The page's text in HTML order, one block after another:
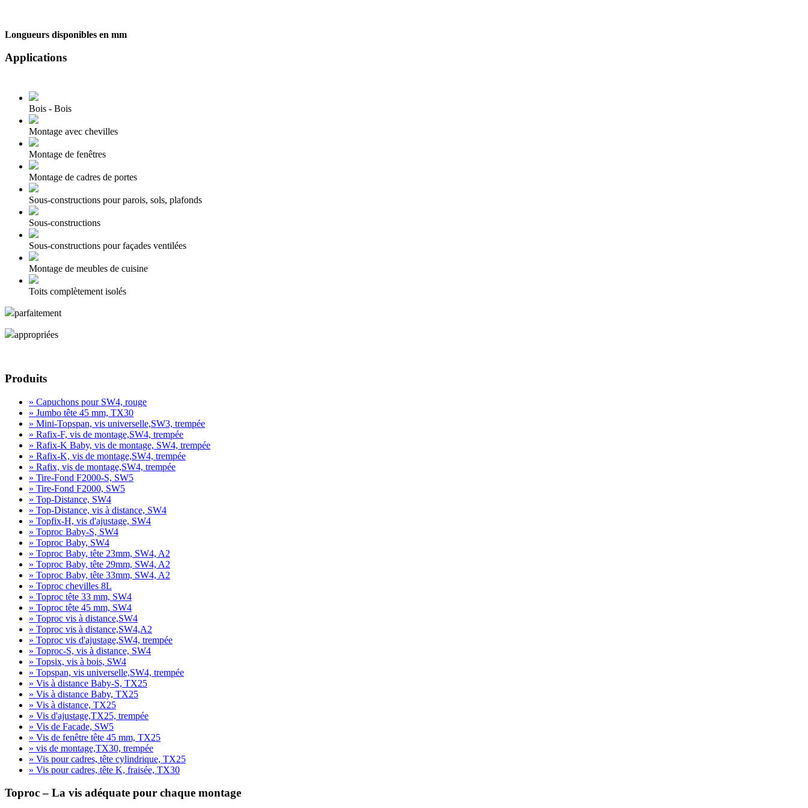
Longueurs disponibles en mm
Applications
Bois - Bois
Montage avec chevilles
Montage de fenêtres
Montage de cadres de portes
Sous-constructions pour parois, sols, plafonds
Sous-constructions
Sous-constructions pour façades ventilées
Montage de meubles de cuisine
Toits complètement isolés
parfaitement
appropriées
Produits
» Capuchons pour SW4, rouge
» Jumbo tête 45 mm, TX30
» Mini-Topspan, vis universelle,SW3, trempée
» Rafix-F, vis de montage,SW4, trempée
» Rafix-K Baby, vis de montage, SW4, trempée
» Rafix-K, vis de montage,SW4, trempée
» Rafix, vis de montage,SW4, trempée
» Tire-Fond F2000-S, SW5
» Tire-Fond F2000, SW5
» Top-Distance, SW4
» Top-Distance, vis à distance, SW4
» Topfix-H, vis d'ajustage, SW4
» Toproc Baby-S, SW4
» Toproc Baby, SW4
» Toproc Baby, tête 23mm, SW4, A2
» Toproc Baby, tête 29mm, SW4, A2
» Toproc Baby, tête 33mm, SW4, A2
» Toproc chevilles 8L
» Toproc tête 33 mm, SW4
» Toproc tête 45 mm, SW4
» Toproc vis à distance,SW4
» Toproc vis à distance,SW4,A2
» Toproc vis d'ajustage,SW4, trempée
» Toproc-S, vis à distance, SW4
» Topsix, vis à bois, SW4
» Topspan, vis universelle,SW4, trempée
» Vis à distance Baby-S, TX25
» Vis à distance Baby, TX25
» Vis à distance, TX25
» Vis d'ajustage,TX25, trempée
» Vis de Facade, SW5
» Vis de fenêtre tête 45 mm, TX25
» vis de montage,TX30, trempée
» Vis pour cadres, tête cylindrique, TX25
» Vis pour cadres, tête K, fraisée, TX30
Toproc – La vis adéquate pour chaque montage